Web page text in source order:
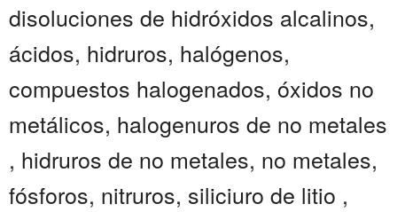
disoluciones de hidróxidos alcalinos,
ácidos, hidruros, halógenos,
compuestos halogenados, óxidos no
metálicos, halogenuros de no metales
, hidruros de no metales, no metales,
fósforos, nitruros, siliciuro de litio ,